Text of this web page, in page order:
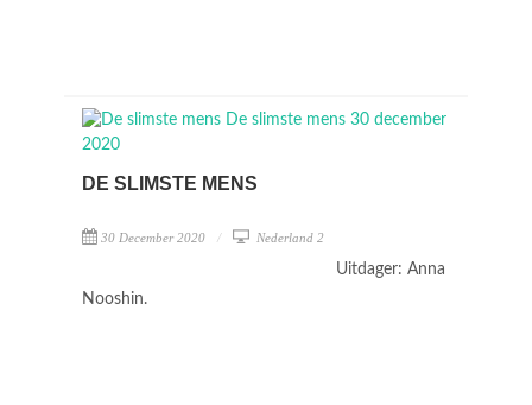
DE SLIMSTE MENS
30 December 2020 Nederland 2
Uitdager: Anna
Nooshin.